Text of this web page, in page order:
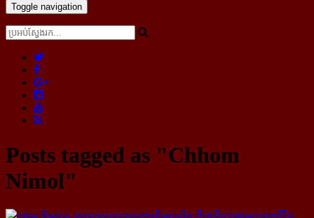
Toggle navigation
Posts tagged as "Chhom
Nimol"